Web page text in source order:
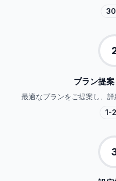
プラン提
最適なプランをご提案し、
1-